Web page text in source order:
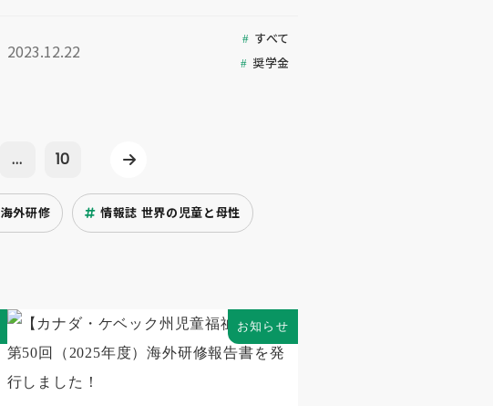
2023.12.22
すべて
奨学金
... 10
海外研修 情報誌 世界の児童と母性
お知らせ